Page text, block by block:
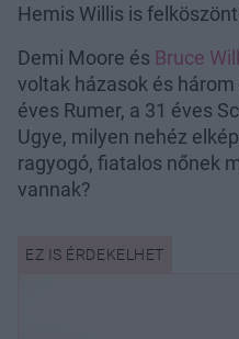
Hemis Willis is
Demi Moore és Bruce
voltak házasok és
éves Rumer, a 31 éves
Ugye, milyen nehéz
ragyogó, fiatalos nőnek
vannak?